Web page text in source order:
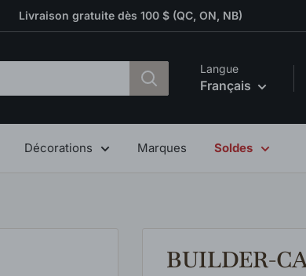
Livraison gratuite dès 100 $ (QC, ON, NB)
Langue
Français
Décorations Marques Soldes
BUILDER-